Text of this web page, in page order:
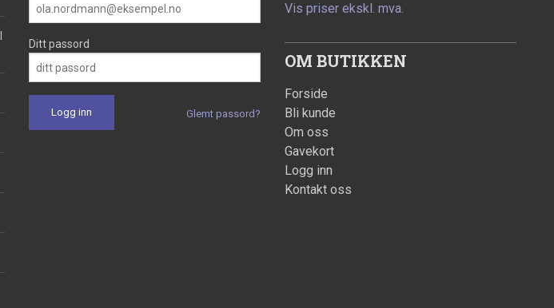
Ditt passord
Glemt passord?
Vis priser ekskl. mva.
OM BUTIKKEN
Forside
Bli kunde
Om oss
Gavekort
Logg inn
Kontakt oss